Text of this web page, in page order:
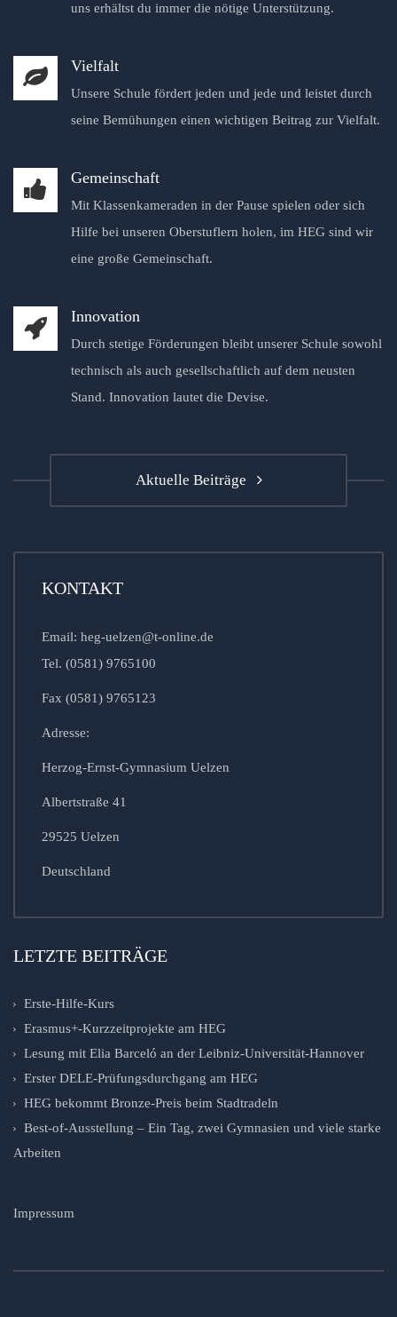
uns erhältst du immer die nötige Unterstützung.
Vielfalt
Unsere Schule fördert jeden und jede und leistet durch
seine Bemühungen einen wichtigen Beitrag zur Vielfalt.
Gemeinschaft
Mit Klassenkameraden in der Pause spielen oder sich
Hilfe bei unseren Oberstuflern holen, im HEG sind wir
eine große Gemeinschaft.
Innovation
Durch stetige Förderungen bleibt unserer Schule sowohl
technisch als auch gesellschaftlich auf dem neusten
Stand. Innovation lautet die Devise.
Aktuelle Beiträge
KONTAKT
Email: heg-uelzen@t-online.de
Tel. (0581) 9765100
Fax (0581) 9765123
Adresse:
Herzog-Ernst-Gymnasium Uelzen
Albertstraße 41
29525 Uelzen
Deutschland
LETZTE BEITRÄGE
Erste-Hilfe-Kurs
Erasmus+-Kurzzeitprojekte am HEG
Lesung mit Elia Barceló an der Leibniz-Universität-Hannover
Erster DELE-Prüfungsdurchgang am HEG
HEG bekommt Bronze-Preis beim Stadtradeln
Best-of-Ausstellung – Ein Tag, zwei Gymnasien und viele starke
Arbeiten
Impressum